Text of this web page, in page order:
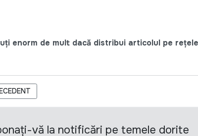
enorm de mult dacă distribui articolul pe
PRECEDENT: VALERIA CHELE: "ÎN VIITOR SPER SĂ
vă la notificări pe temele dorite